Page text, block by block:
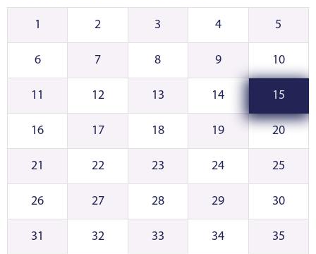
1 2 3 4 5
6 7 8 9 10
11 12 13 14 15
16 17 18 19 20
21 22 23 24 25
26 27 28 29 30
31 32 33 34 35